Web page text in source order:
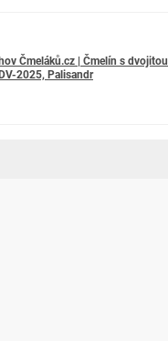
Čmeláků.cz | Čmelín s
2025, Palisandr